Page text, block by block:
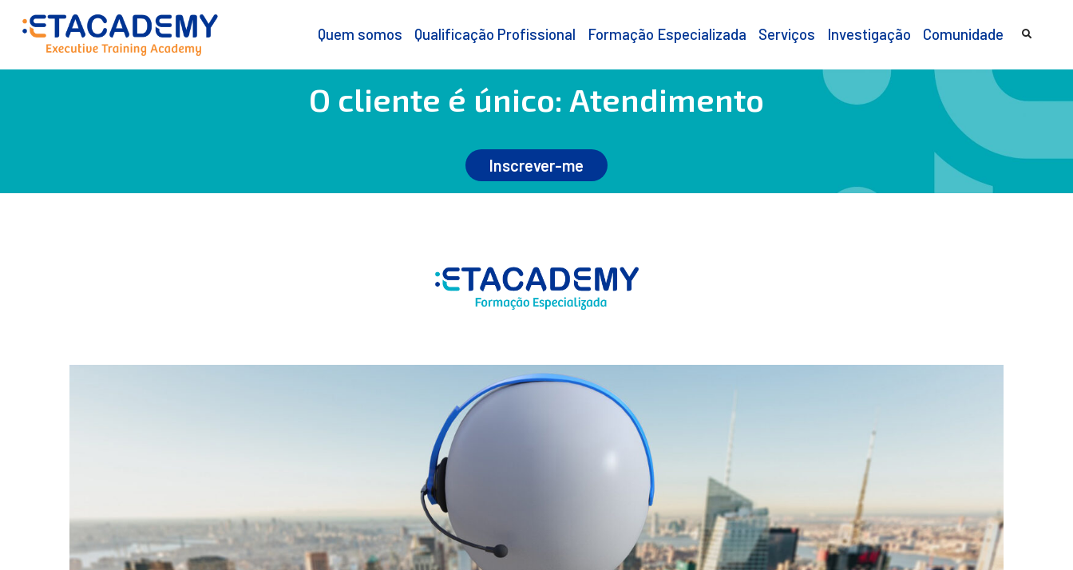
Quem somos Qualificação Profissional Formação Especializada Serviços Investigação Comunidade
O cliente é único: Atendimento
Inscrever-me